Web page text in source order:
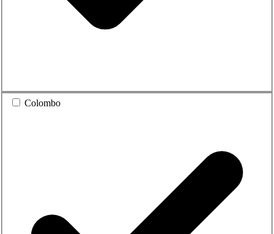
Colombo